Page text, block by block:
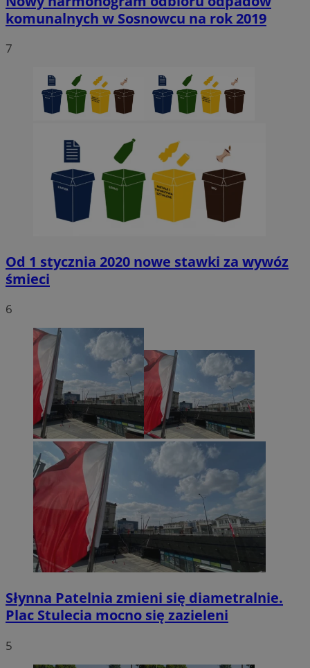
komunalnych w Sosnowcu na rok 2019
7
Od 1 stycznia 2020 nowe stawki za wywóz
śmieci
6
Słynna Patelnia zmieni się diametralnie.
Plac Stulecia mocno się zazieleni
5